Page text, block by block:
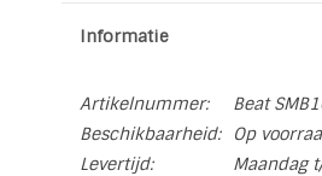
Informatie
Artikelnummer:
Beat
Beschikbaarheid:
Op
Levertijd:
Maandag